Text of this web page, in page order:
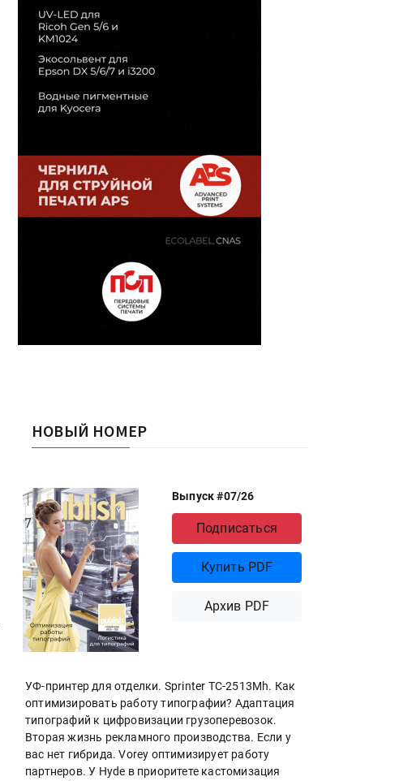
НОВЫЙ НОМЕР
Выпуск #07/26
Подписаться
Купить PDF
Архив PDF
УФ-принтер для отделки. Sprinter ТС-2513Mh. Как
оптимизировать работу типографии? Адаптация
типографий к цифровизации грузоперевозок.
Вторая жизнь рекламного производства. Если у
вас нет гибрида. Vorey оптимизирует работу
партнеров. У Hyde в приоритете кастомизация